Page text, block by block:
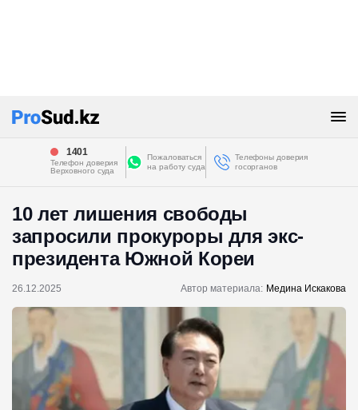
1401
Телефон доверия
Верховного суда
Пожаловаться
на работу суда
Телефоны доверия
госорганов
10 лет лишения свободы
запросили прокуроры для экс-
президента Южной Кореи
26.12.2025 Автор материала: Медина Искакова